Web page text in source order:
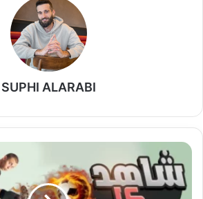
SUPHI ALARABI
أفضل
تطبيق
لمشاهدة
المباريات